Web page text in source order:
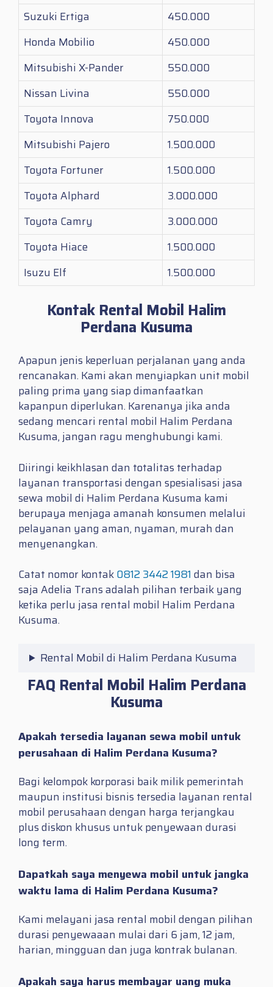
Suzuki Ertiga
450.000
Honda Mobilio
450.000
Mitsubishi X-Pander
550.000
Nissan Livina
550.000
Toyota Innova
750.000
Mitsubishi Pajero
1.500.000
Toyota Fortuner
1.500.000
Toyota Alphard
3.000.000
Toyota Camry
3.000.000
Toyota Hiace
1.500.000
Isuzu Elf
1.500.000
Kontak Rental Mobil Halim
Perdana Kusuma
Apapun jenis keperluan perjalanan yang anda
rencanakan. Kami akan menyiapkan unit mobil
paling prima yang siap dimanfaatkan
kapanpun diperlukan. Karenanya jika anda
sedang mencari rental mobil Halim Perdana
Kusuma, jangan ragu menghubungi kami.
Diiringi keikhlasan dan totalitas terhadap
layanan transportasi dengan spesialisasi jasa
sewa mobil di Halim Perdana Kusuma kami
berupaya menjaga amanah konsumen melalui
pelayanan yang aman, nyaman, murah dan
menyenangkan.
Catat nomor kontak0812 3442 1981dan bisa
saja Adelia Trans adalah pilihan terbaik yang
ketika perlu jasa rental mobil Halim Perdana
Kusuma.
Rental Mobil di Halim Perdana Kusuma
FAQ Rental Mobil Halim Perdana
Kusuma
Apakah tersedia layanan sewa mobil untuk
perusahaan di Halim Perdana Kusuma?
Bagi kelompok korporasi baik milik pemerintah
maupun institusi bisnis tersedia layanan rental
mobil perusahaan dengan harga terjangkau
plus diskon khusus untuk penyewaan durasi
long term.
Dapatkah saya menyewa mobil untuk jangka
waktu lama di Halim Perdana Kusuma?
Kami melayani jasa rental mobil dengan pilihan
durasi penyewaaan mulai dari 6 jam, 12 jam,
harian, mingguan dan juga kontrak bulanan.
Apakah saya harus membayar uang muka